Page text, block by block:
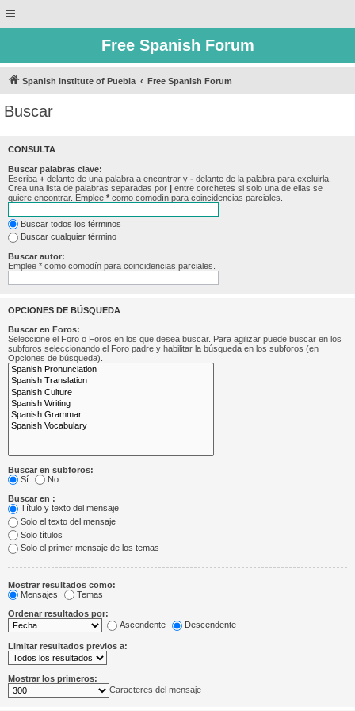
Free Spanish Forum
Spanish Institute of Puebla Free Spanish Forum
Buscar
CONSULTA
Buscar palabras clave:
Escriba + delante de una palabra a encontrar y - delante de la palabra para excluirla.
Crea una lista de palabras separadas por | entre corchetes si solo una de ellas se
quiere encontrar. Emplee * como comodín para coincidencias parciales.
Buscar todos los términos
Buscar cualquier término
Buscar autor:
Emplee * como comodín para coincidencias parciales.
OPCIONES DE BÚSQUEDA
Buscar en Foros:
Seleccione el Foro o Foros en los que desea buscar. Para agilizar puede buscar en los
subforos seleccionando el Foro padre y habilitar la búsqueda en los subforos (en
Opciones de búsqueda).
Buscar en subforos:
Sí
No
Buscar en :
Título y texto del mensaje
Solo el texto del mensaje
Solo títulos
Solo el primer mensaje de los temas
Mostrar resultados como:
Mensajes
Temas
Ordenar resultados por:
Ascendente
Descendente
Limitar resultados previos a:
Mostrar los primeros:
Caracteres del mensaje